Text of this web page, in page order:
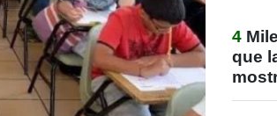
4
que